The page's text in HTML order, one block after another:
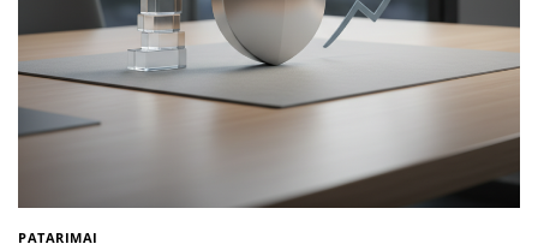
PATARIMAI